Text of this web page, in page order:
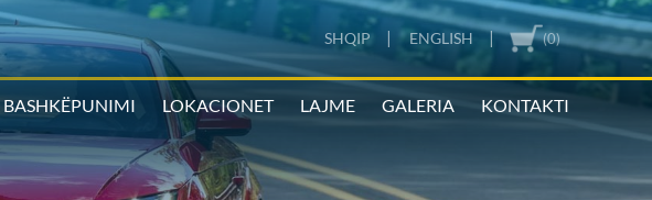
(0)
SHQIP | ENGLISH |
BASHKËPUNIMI LOKACIONET LAJME GALERIA KONTAKTI